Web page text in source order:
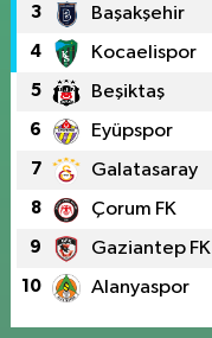
3 Başakşehir
4 Kocaelispor
5 Beşiktaş
6 Eyüpspor
7 Galatasaray
8 Çorum FK
9 Gaziantep FK
10 Alanyaspor